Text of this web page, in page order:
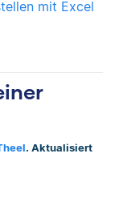
mit Excel
. Aktualisiert